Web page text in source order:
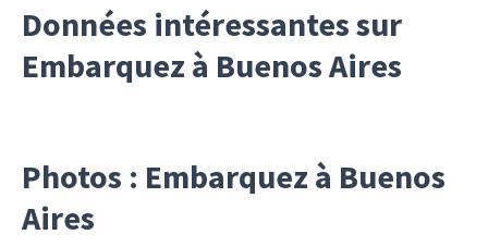
Données intéressantes sur
Embarquez à Buenos Aires
Photos : Embarquez à Buenos
Aires